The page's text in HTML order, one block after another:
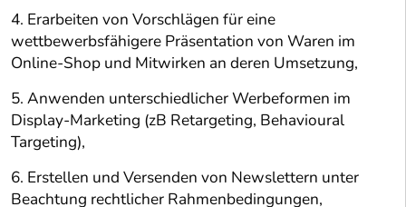
4. Erarbeiten von Vorschlägen für eine
wettbewerbsfähigere Präsentation von Waren im
Online-Shop und Mitwirken an deren Umsetzung,
5. Anwenden unterschiedlicher Werbeformen im
Display-Marketing (zB Retargeting, Behavioural
Targeting),
6. Erstellen und Versenden von Newslettern unter
Beachtung rechtlicher Rahmenbedingungen,